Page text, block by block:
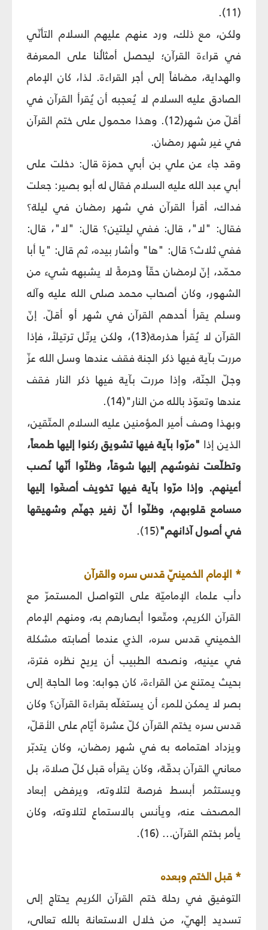
(11).
ولكن، مع ذلك، ورد عنهم عليهم السلام التأنّي
في قراءة القرآن؛ ليحصل أمثالُنا على المعرفة
والهداية، مضافاً إلى أجر القراءة. لذا، كان الإمام
الصادق عليه السلام لا يُعجبه أن يُقرأ القرآن في
أقلّ من شهر(12). وهذا محمول على ختم القرآن
في غير شهر رمضان.
وقد جاء عن علي بن أبي حمزة قال: دخلت على
أبي عبد الله عليه السلام فقال له أبو بصير: جعلت
فداك، أقرأ القرآن في شهر رمضان في ليلة؟
فقال: "لا"، قال: ففي ليلتين؟ قال: "لا"، قال:
ففي ثلاث؟ قال: "ها" وأشار بيده، ثم قال: "يا أبا
محمّد، إنّ لرمضان حقّاً وحرمةً لا يشبهه شيء من
الشهور، وكان أصحاب محمد صلى الله عليه وآله
وسلم يقرأ أحدهم القرآن في شهر أو أقلّ. إنّ
القرآن لا يُقرأ هذرمة(13)، ولكن يرتّل ترتيلاً، فإذا
مررت بآية فيها ذكر الجنة فقف عندها وسل الله عزّ
وجلّ الجنّة، وإذا مررت بآية فيها ذكر النار فقف
عندها وتعوّذ بالله من النار"(14).
وبهذا وصف أمير المؤمنين عليه السلام المتّقين،
الذين إذا "مرّوا بآية فيها تشويق ركنوا إليها طمعاً،
وتطلّعت نفوسُهم إليها شوقاً، وظنّوا أنّها نُصب
أعينهم. وإذا مرّوا بآية فيها تخويف أصغَوا إليها
مسامع قلوبهم، وظنّوا أنّ زفير جهنّم وشهيقها
في أصول آذانهم"(15).
* الإمام الخمينيّ قدس سره والقرآن
دأب علماء الإماميّة على التواصل المستمرّ مع
القرآن الكريم، ومتّعوا أبصارهم به، ومنهم الإمام
الخميني قدس سره، الذي عندما أصابته مشكلة
في عينيه، ونصحه الطبيب أن يريح نظره فترة،
بحيث يمتنع عن القراءة، كان جوابه: وما الحاجة إلى
بصر لا يمكن للمرء أن يستغلّه بقراءة القرآن؟ وكان
قدس سره يختم القرآن كلّ عشرة أيّام على الأقلّ،
ويزداد اهتمامه به في شهر رمضان، وكان يتدبّر
معاني القرآن بدقّة، وكان يقرأه قبل كلّ صلاة، بل
ويستثمر أبسط فرصة لتلاوته، ويرفض إبعاد
المصحف عنه، ويأنس بالاستماع لتلاوته، وكان
يأمر بختم القرآن... (16).
* قبل الختم وبعده
التوفيق في رحلة ختم القرآن الكريم يحتاج إلى
تسديد إلهيّ، من خلال الاستعانة بالله تعالى،